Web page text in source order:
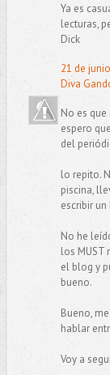
Ya es
lecturas,
Dick
21 de
Diva
No es
espero
del
lo repito.
piscina,
escribir
No he
los MUST
el blog y
bueno.
Bueno,
hablar
Voy a